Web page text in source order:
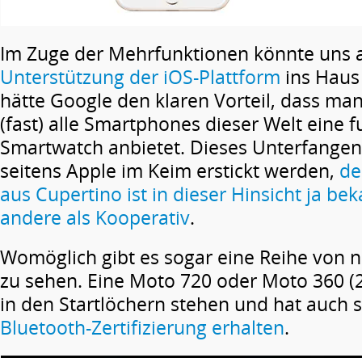
Im Zuge der Mehrfunktionen könnte uns
Unterstützung der iOS-Plattform ins
hätte Google den klaren Vorteil, dass
(fast) alle Smartphones dieser Welt eine
Smartwatch anbietet. Dieses
seitens Apple im Keim erstickt werden,
aus Cupertino ist in dieser Hinsicht ja
andere als Kooperativ.
Womöglich gibt es sogar eine Reihe von
zu sehen. Eine Moto 720 oder Moto 360
in den Startlöchern stehen und hat auch
Bluetooth-Zertifizierung erhalten.